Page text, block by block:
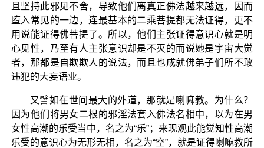
且坚持此邪见不舍，导致他们离真正佛法越来越远，因而
堕入常见的一边，连最基本的二乘菩提都无法证得，更不
用说能证得佛菩提了。所以，他们主张证得意识心就是明
心见性，乃至有人主张意识却是不灭的而说她是宇宙大觉
者，那都是自欺欺人的说法，而且也成就佛弟子们所不敢
违犯的大妄语业。
又譬如在世间最大的外道，那就是喇嘛教。为什么？
因为他们将男女二根的邪淫法套入佛法名相中，以为在男
女性高潮的乐受当中，名之为“乐”；来现观此能觉知性高潮
乐受的意识心为无形无相，名之为“空”，就是证得喇嘛教所